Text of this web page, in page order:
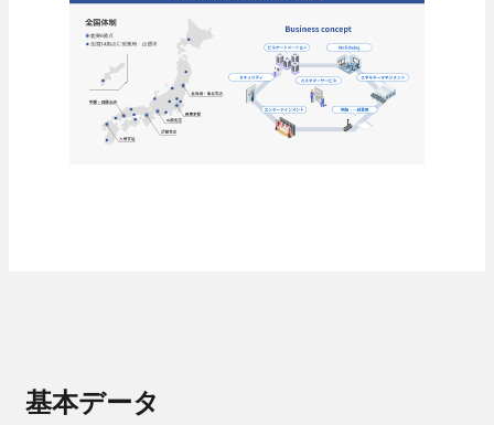
基本データ
- 福利厚生・各種制度
- 当社のビジネス
技術教育センター
募集要項
スポーツ施設
学校・病院・官公庁
福利厚生・各種制度